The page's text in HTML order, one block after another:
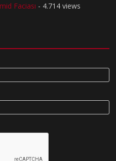
Faciası - 4.714 views